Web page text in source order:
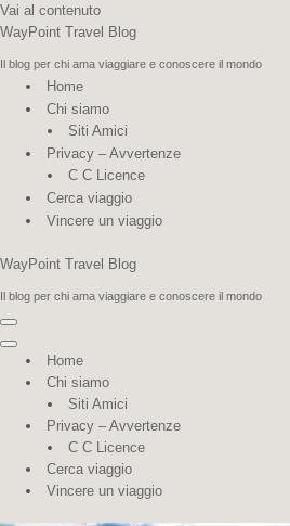
Vai al contenuto
WayPoint Travel Blog
Il blog per chi ama viaggiare e conoscere il mondo
Home
Chi siamo
Siti Amici
Privacy – Avvertenze
C C Licence
Cerca viaggio
Vincere un viaggio
WayPoint Travel Blog
Il blog per chi ama viaggiare e conoscere il mondo
Menu
di
navigazione
Menu
navigazione
Home
Chi siamo
Siti Amici
Privacy – Avvertenze
C C Licence
Cerca viaggio
Vincere un viaggio